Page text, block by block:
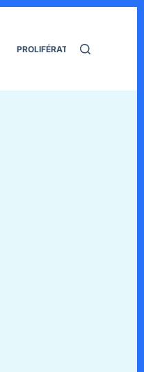
PROLIFÉRATION DES RATS